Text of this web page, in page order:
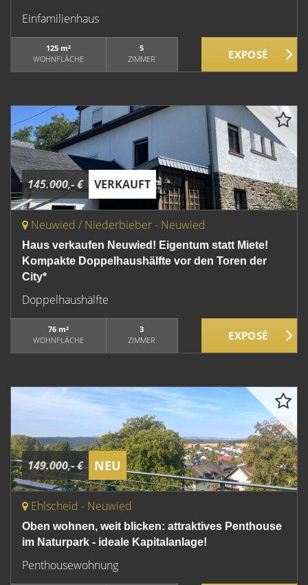
Einfamilienhaus
125 m²
WOHNFLÄCHE
5
ZIMMER
145.000,- € VERKAUFT
Neuwied / Niederbieber - Neuwied
Haus verkaufen Neuwied! Eigentum statt Miete!
Kompakte Doppelhaushälfte vor den Toren der
City*
Doppelhaushälfte
76 m²
WOHNFLÄCHE
3
ZIMMER
149.000,- € NEU
Ehlscheid - Neuwied
Oben wohnen, weit blicken: attraktives Penthouse
im Naturpark - ideale Kapitalanlage!
Penthousewohnung